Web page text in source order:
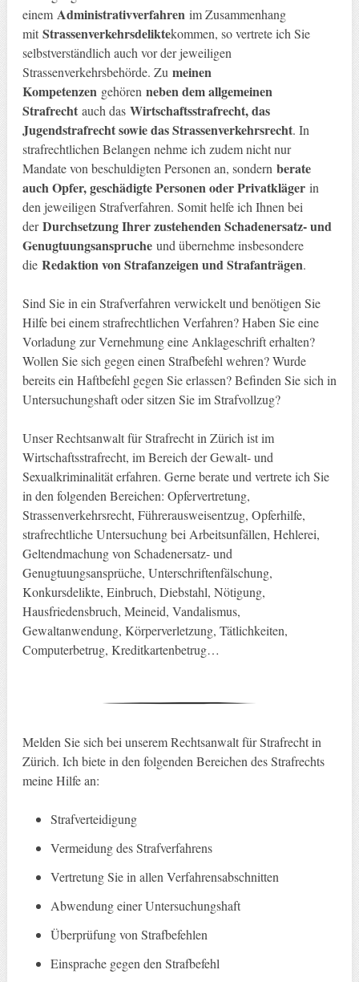
einem Administrativverfahrenim Zusammenhang
mit Strassenverkehrsdeliktekommen, so vertrete ich Sie
selbstverständlich auch vor der jeweiligen
Strassenverkehrsbehörde. Zu meinen
Kompetenzengehören neben dem allgemeinen
Strafrechtauch das Wirtschaftsstrafrecht, das
Jugendstrafrecht sowie das Strassenverkehrsrecht. In
strafrechtlichen Belangen nehme ich zudem nicht nur
Mandate von beschuldigten Personen an, sondern berate
auch Opfer, geschädigte Personen oder Privatkläger in
den jeweiligen Strafverfahren. Somit helfe ich Ihnen bei
derDurchsetzung Ihrer zustehenden Schadenersatz- und
Genugtuungsansprucheund übernehme insbesondere
die Redaktion von Strafanzeigen und Strafanträgen.
Sind Sie in ein Strafverfahren verwickelt und benötigen Sie
Hilfe bei einem strafrechtlichen Verfahren? Haben Sie eine
Vorladung zur Vernehmung eine Anklageschrift erhalten?
Wollen Sie sich gegen einen Strafbefehl wehren? Wurde
bereits ein Haftbefehl gegen Sie erlassen? Befinden Sie sich in
Untersuchungshaft oder sitzen Sie im Strafvollzug?
Unser Rechtsanwalt für Strafrecht in Zürich ist im
Wirtschaftsstrafrecht, im Bereich der Gewalt- und
Sexualkriminalität erfahren. Gerne berate und vertrete ich Sie
in den folgenden Bereichen: Opfervertretung,
Strassenverkehrsrecht, Führerausweisentzug, Opferhilfe,
strafrechtliche Untersuchung bei Arbeitsunfällen, Hehlerei,
Geltendmachung von Schadenersatz- und
Genugtuungsansprüche, Unterschriftenfälschung,
Konkursdelikte, Einbruch, Diebstahl, Nötigung,
Hausfriedensbruch, Meineid, Vandalismus,
Gewaltanwendung, Körperverletzung, Tätlichkeiten,
Computerbetrug, Kreditkartenbetrug…
Melden Sie sich bei unserem Rechtsanwalt für Strafrecht in
Zürich. Ich biete in den folgenden Bereichen des Strafrechts
meine Hilfe an:
Strafverteidigung
Vermeidung des Strafverfahrens
Vertretung Sie in allen Verfahrensabschnitten
Abwendung einer Untersuchungshaft
Überprüfung von Strafbefehlen
Einsprache gegen den Strafbefehl